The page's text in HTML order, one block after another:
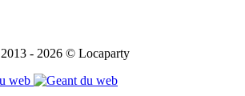
2013 - 2026 © Locaparty
web